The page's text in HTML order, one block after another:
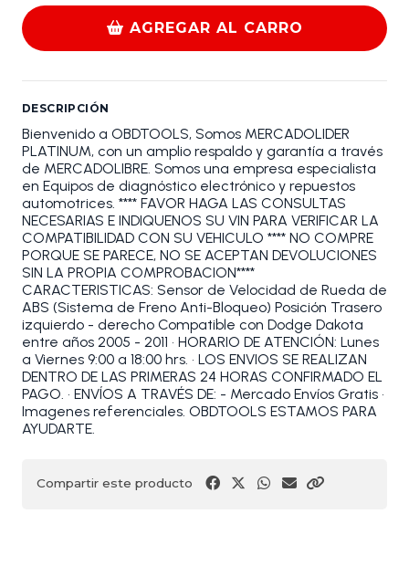
AGREGAR AL CARRO
DESCRIPCIÓN
Bienvenido a OBDTOOLS, Somos MERCADOLIDER
PLATINUM, con un amplio respaldo y garantía a través
de MERCADOLIBRE. Somos una empresa especialista
en Equipos de diagnóstico electrónico y repuestos
automotrices. **** FAVOR HAGA LAS CONSULTAS
NECESARIAS E INDIQUENOS SU VIN PARA VERIFICAR LA
COMPATIBILIDAD CON SU VEHICULO **** NO COMPRE
PORQUE SE PARECE, NO SE ACEPTAN DEVOLUCIONES
SIN LA PROPIA COMPROBACION****
CARACTERISTICAS: Sensor de Velocidad de Rueda de
ABS (Sistema de Freno Anti-Bloqueo) Posición Trasero
izquierdo - derecho Compatible con Dodge Dakota
entre años 2005 - 2011 • HORARIO DE ATENCIÓN: Lunes
a Viernes 9:00 a 18:00 hrs. • LOS ENVIOS SE REALIZAN
DENTRO DE LAS PRIMERAS 24 HORAS CONFIRMADO EL
PAGO. • ENVÍOS A TRAVÉS DE: - Mercado Envíos Gratis •
Imagenes referenciales. OBDTOOLS ESTAMOS PARA
AYUDARTE.
Compartir este producto